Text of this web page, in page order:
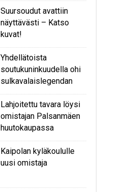
Suursoudut avattiin
näyttävästi – Katso
kuvat!
Yhdellätoista
soutukuninkuudella ohi
sulkavalaislegendan
Lahjoitettu tavara löysi
omistajan Palsanmäen
huutokaupassa
Kaipolan kyläkoululle
uusi omistaja